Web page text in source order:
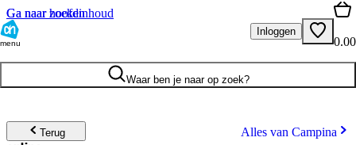
Ga naar hoofdinhoud
Ga naar zoeken
menu
Inloggen
0.00
Waar ben je naar op zoek?
Terug Alles van Campina